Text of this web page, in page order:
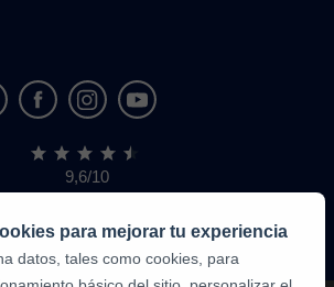
9,6/10
1.339.284
de
alumnos
para mejorar tu experiencia
datos, tales como cookies, para